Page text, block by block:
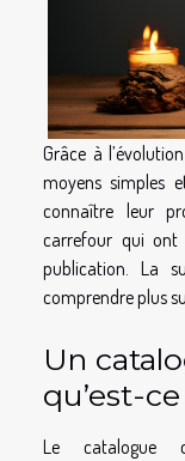
Grâce à
moyens simples
connaître leur
carrefour qui
publication. La
comprendre plus
Un
qu’est-
Le catalogue